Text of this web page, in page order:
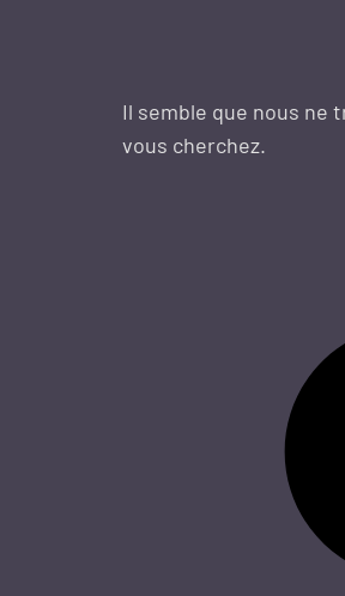
Il semble que nous ne
vous cherchez.